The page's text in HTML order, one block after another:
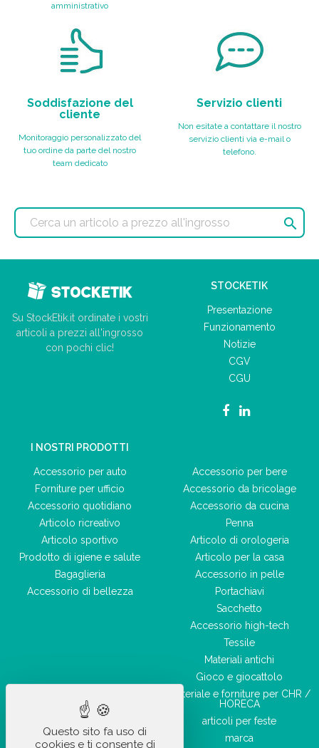
amministrativo
Soddisfazione del
cliente
Monitoraggio personalizzato del
tuo ordine da parte del nostro
team dedicato
Servizio clienti
Non esitate a contattare il nostro
servizio clienti via e-mail o
telefono.

Su StockEtik.it ordinate i vostri
articoli a prezzi all'ingrosso
con pochi clic!
STOCKETIK
Presentazione
Funzionamento
Notizie
CGV
CGU
I NOSTRI PRODOTTI
Accessorio per auto
Forniture per ufficio
Accessorio quotidiano
Articolo ricreativo
Articolo sportivo
Prodotto di igiene e salute
Bagaglieria
Accessorio di bellezza
Accessorio per bere
Accessorio da bricolage
Accessorio da cucina
Penna
Articolo di orologeria
Articolo per la casa
Accessorio in pelle
Portachiavi
Sacchetto
Accessorio high-tech
Tessile
Materiali antichi
Gioco e giocattolo
Materiale e forniture per CHR /
HORECA
articoli per feste
marca
Questo sito fa uso di
cookies e ti consente di